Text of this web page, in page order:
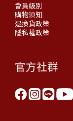
會員級別
購物須知
退換貨政策
隱私權政策
官方社群